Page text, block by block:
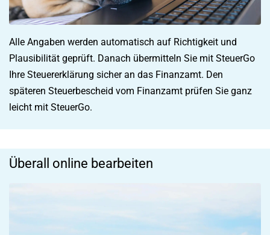
Alle Angaben werden automatisch auf Richtigkeit und
Plausibilität geprüft. Danach übermitteln Sie mit SteuerGo
Ihre Steuererklärung sicher an das Finanzamt. Den
späteren Steuerbescheid vom Finanzamt prüfen Sie ganz
leicht mit SteuerGo.
Überall online bearbeiten